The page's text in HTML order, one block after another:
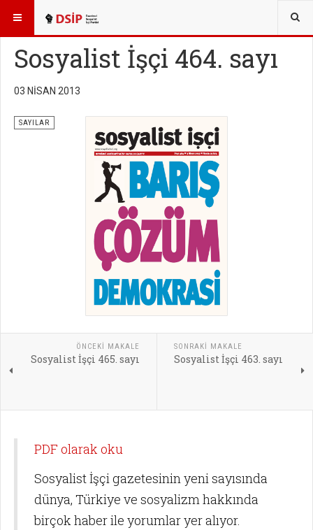
BURADASINIZ: YAYINLAR
Sosyalist İşçi 464. sayı
03 NISAN 2013
SAYILAR
ÖNCEKI MAKALE
Sosyalist İşçi 465. sayı
SONRAKI MAKALE
Sosyalist İşçi 463. sayı
PDF olarak oku
Sosyalist İşçi gazetesinin yeni sayısında
dünya, Türkiye ve sosyalizm hakkında
birçok haber ile yorumlar yer alıyor.